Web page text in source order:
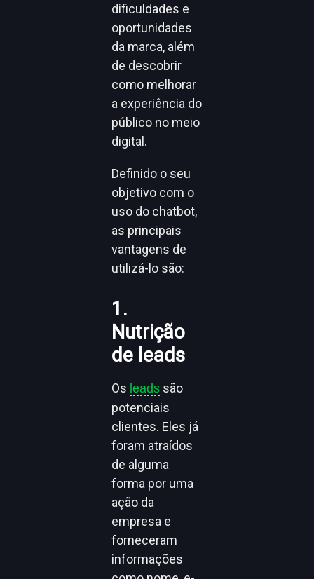
dificuldades e
oportunidades
da marca, além
de descobrir
como melhorar
a experiência do
público no meio
digital.
Definido o seu
objetivo com o
uso do chatbot,
as principais
vantagens de
utilizá-lo são:
1.
Nutrição
de leads
Os leads são
potenciais
clientes. Eles já
foram atraídos
de alguma
forma por uma
ação da
empresa e
forneceram
informações